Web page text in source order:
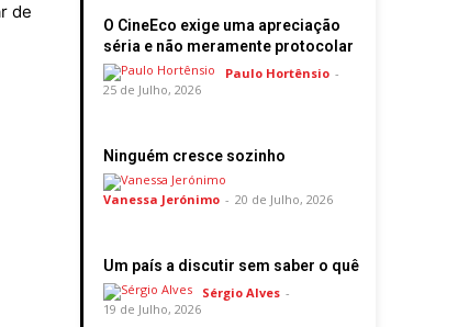
de
O CineEco exige uma apreciação
séria e não meramente protocolar
Paulo Hortênsio -
25 de Julho, 2026
Ninguém cresce sozinho
Vanessa Jerónimo - 20 de Julho, 2026
Um país a discutir sem saber o quê
Sérgio Alves -
19 de Julho, 2026